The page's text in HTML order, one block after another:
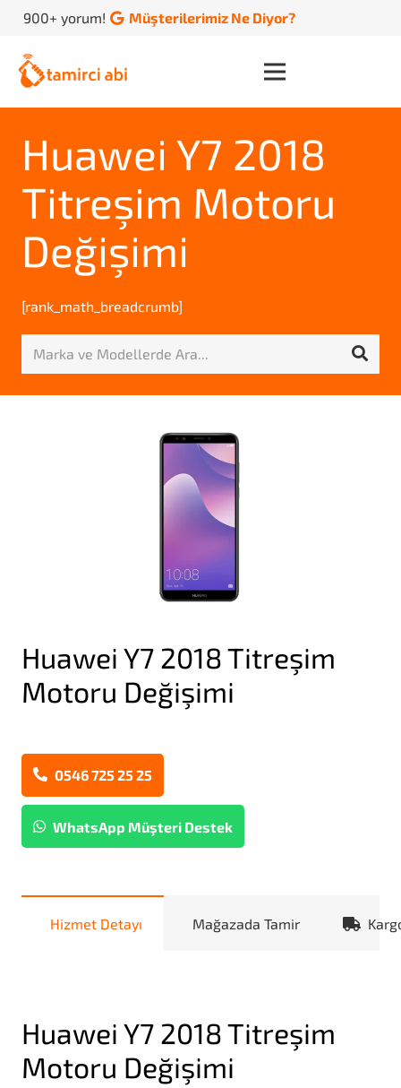
900+ yorum! Müşterilerimiz Ne Diyor?
Huawei Y7 2018
Titreşim Motoru
Değişimi
[rank_math_breadcrumb]
Huawei Y7 2018 Titreşim
Motoru Değişimi
0546 725 25 25
WhatsApp Müşteri Destek
Hizmet Detayı Mağazada Tamir
Huawei Y7 2018 Titreşim
Motoru Değişimi